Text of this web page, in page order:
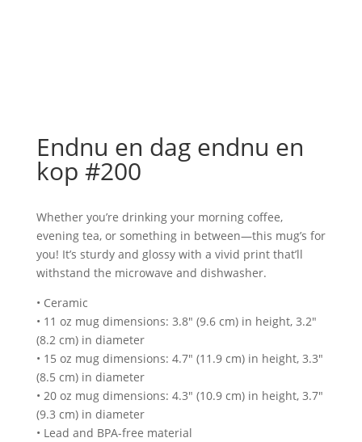
Endnu en dag endnu en
kop #200
Whether you’re drinking your morning coffee,
evening tea, or something in between—this mug’s for
you! It’s sturdy and glossy with a vivid print that’ll
withstand the microwave and dishwasher.
• Ceramic
• 11 oz mug dimensions: 3.8″ (9.6 cm) in height, 3.2″
(8.2 cm) in diameter
• 15 oz mug dimensions: 4.7″ (11.9 cm) in height, 3.3″
(8.5 cm) in diameter
• 20 oz mug dimensions: 4.3″ (10.9 cm) in height, 3.7″
(9.3 cm) in diameter
• Lead and BPA-free material